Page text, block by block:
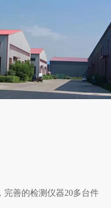
善的检测仪器20多台件